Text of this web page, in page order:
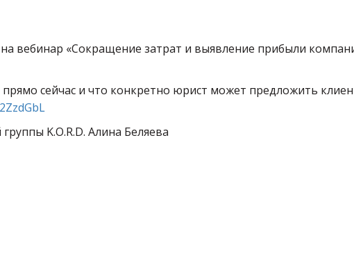
вебинар «Сокращение затрат и выявление прибыли
сейчас и что конкретно юрист может предложить
K.O.R.D. Алина Беляева